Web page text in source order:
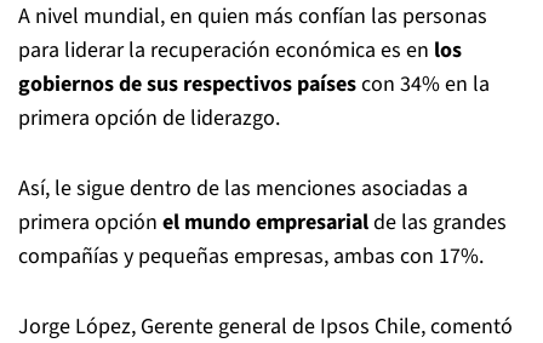
A nivel mundial, en quien más confían las personas
para liderar la recuperación económica es en los
gobiernos de sus respectivos paísescon 34% en la
primera opción de liderazgo.
Así, le sigue dentro de las menciones asociadas a
primera opción el mundo empresarialde las grandes
compañías y pequeñas empresas, ambas con 17%.
Jorge López, Gerente general de Ipsos Chile, comentó